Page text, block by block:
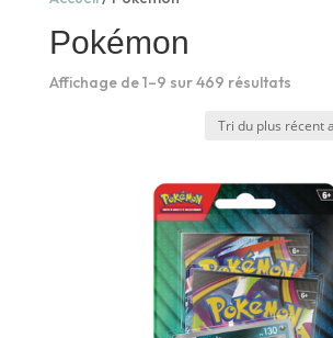
Pokémon
Affichage de 1–9 sur 469 résultatsTrié
plus
au
plus
ancien